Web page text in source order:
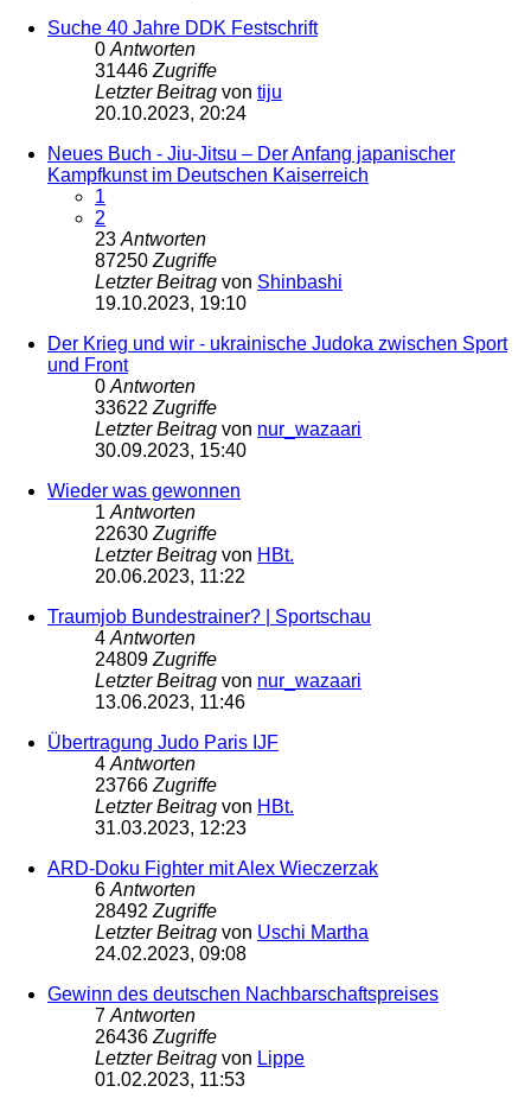
Suche 40 Jahre DDK Festschrift
0Antworten
31446Zugriffe
Letzter Beitrag von tiju
20.10.2023, 20:24
Neues Buch - Jiu-Jitsu – Der Anfang japanischer
Kampfkunst im Deutschen Kaiserreich
1
2
23Antworten
87250Zugriffe
Letzter Beitrag von Shinbashi
19.10.2023, 19:10
Der Krieg und wir - ukrainische Judoka zwischen Sport
und Front
0Antworten
33622Zugriffe
Letzter Beitrag von nur_wazaari
30.09.2023, 15:40
Wieder was gewonnen
1Antworten
22630Zugriffe
Letzter Beitrag von HBt.
20.06.2023, 11:22
Traumjob Bundestrainer? | Sportschau
4Antworten
24809Zugriffe
Letzter Beitrag von nur_wazaari
13.06.2023, 11:46
Übertragung Judo Paris IJF
4Antworten
23766Zugriffe
Letzter Beitrag von HBt.
31.03.2023, 12:23
ARD-Doku Fighter mit Alex Wieczerzak
6Antworten
28492Zugriffe
Letzter Beitrag von Uschi Martha
24.02.2023, 09:08
Gewinn des deutschen Nachbarschaftspreises
7Antworten
26436Zugriffe
Letzter Beitrag von Lippe
01.02.2023, 11:53